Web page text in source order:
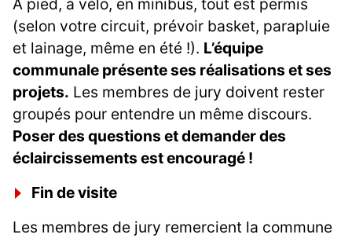
A pied, à vélo, en minibus, tout est permis
(selon votre circuit, prévoir basket, parapluie
et lainage, même en été !). L’équipe
communale présente ses réalisations et ses
projets. Les membres de jury doivent rester
groupés pour entendre un même discours.
Poser des questions et demander des
éclaircissements est encouragé !
Fin de visite
Les membres de jury remercient la commune